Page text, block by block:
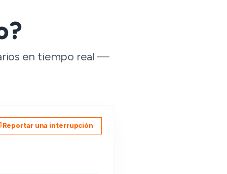
en tiempo real —
Reportar una interrupción